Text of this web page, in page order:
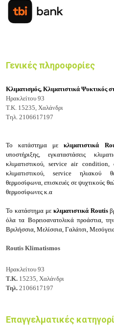
Γενικές πληροφορίες
Κλιματισμός, Κλιματιστικά Ψυκτικός
Ηρακλείτου 93
Τ.Κ. 15235, Χαλάνδρι
Τηλ. 2106617197
Το κατάστημα με κλιματιστικά
υποστήριξης, εγκαταστάσεις
κλιματιστικού, service air condition,
κλιματιστικού, service ηλιακού
θερμοσίφωνα, επισκευές σε ψυχτικούς
θερμοσίφωνες κ.α
Το κατάστημα μεκλιματιστικά Routis
όλα τα Βορειοανατολικά προάστια,
Βριλήσσια, Μελίσσια, Γαλάτσι,
Routis Klimatismos
Ηρακλείτου 93
Τ.Κ. 15235, Χαλάνδρι
Τηλ. 2106617197
Επαγγελματικές